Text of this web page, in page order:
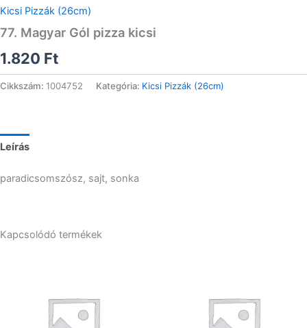
Kicsi Pizzák (26cm)
77. Magyar Gól pizza kicsi
1.820 Ft
Cikkszám: 1004752 Kategória: Kicsi Pizzák (26cm)
Leírás
paradicsomszósz, sajt, sonka
Kapcsolódó termékek